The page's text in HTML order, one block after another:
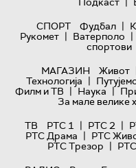
СПОРТ
Фудбал |
Рукомет | Ватерполо |
спортови
МАГАЗИН
Живот
Технологијa |
Филм и ТВ | Наука |
За мале велике
ТВ
РТС 1 | РТС 2 |
РТС Драма | РТС
РТС Трезор |